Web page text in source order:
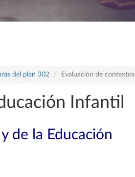
del plan 302 Evaluación de contextos
Infantil
de la Educación